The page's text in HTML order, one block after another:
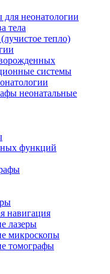
неонатологии
тела
тепло)
системы
неонатальные
функций
навигация
лазеры
микроскопы
томографы